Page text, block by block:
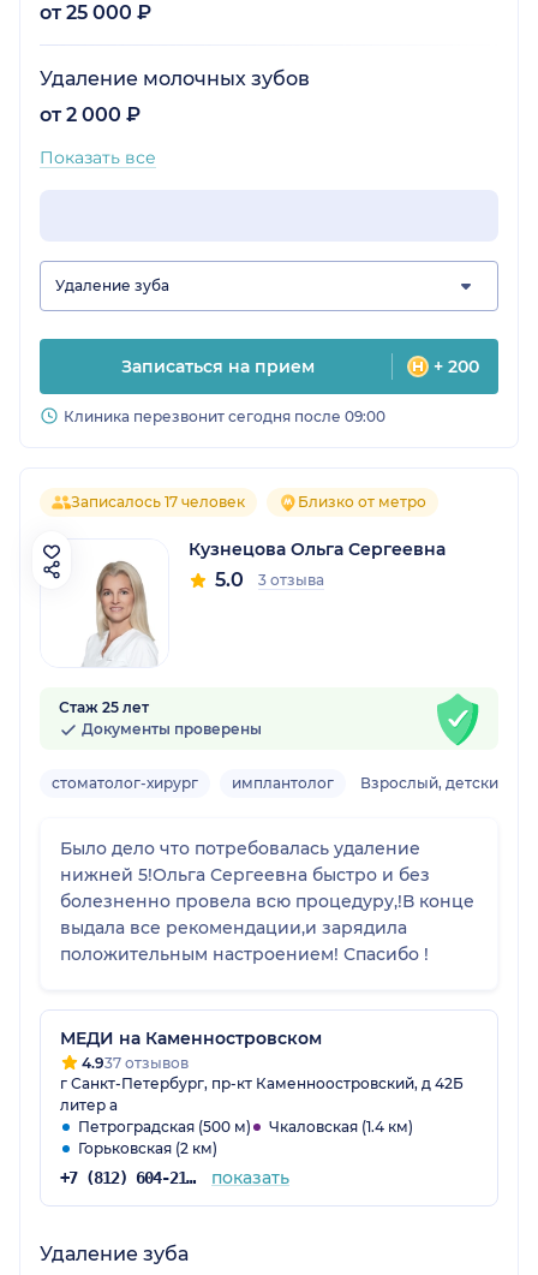
от 25 000 ₽
Удаление молочных зубов
от 2 000 ₽
Показать все
Удаление зуба
Записаться на прием + 200
Клиника перезвонит сегодня после 09:00
Записалось 17 человек Близко от метро
Кузнецова Ольга Сергеевна
5.0 3 отзыва
Стаж 25 лет
Документы проверены
стоматолог-хирург имплантолог Взрослый, детский
Было дело что потребовалась удаление
нижней 5!Ольга Сергеевна быстро и без
болезненно провела всю процедуру,!В конце
выдала все рекомендации,и зарядила
положительным настроением! Спасибо !
МЕДИ на Каменностровском
4.937 отзывов
г Санкт-Петербург, пр-кт Каменноостровский, д 42Б
литер а
Петроградская (500 м)
Чкаловская (1.4 км)
Горьковская (2 км)
+7 (812) 604-21-60 показать
Удаление зуба